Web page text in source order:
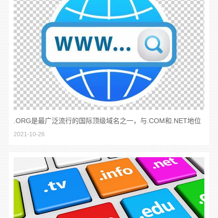
.ORG是最广泛流行的国际顶级域名之一，与.COM和.NET地位
相同
2021-10-26